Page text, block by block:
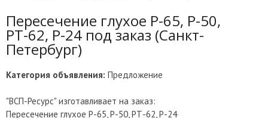
Пересечение глухое Р-65, Р-50,
РТ-62, Р-24 под заказ (Санкт-
Петербург)
Категория объявления: Предложение
"ВСП-Ресурс" изготавливает на заказ:
Пересечение глухое Р-65, Р-50, РТ-62, Р-24